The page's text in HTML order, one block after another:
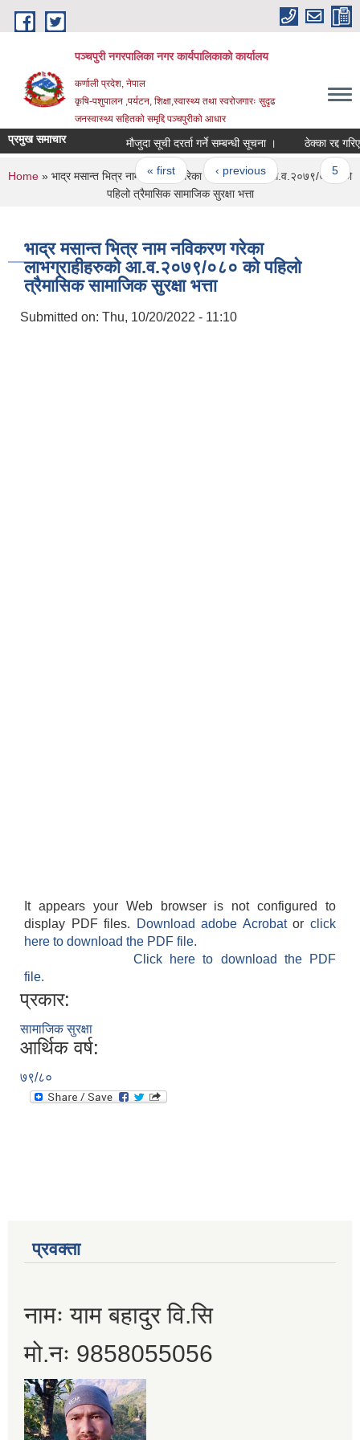
Skip to main content
पञ्चपुरी नगरपालिका नगर कार्यपालिकाको कार्यालय
कर्णाली प्रदेश, नेपाल
कृषि-पशुपालन ,पर्यटन, शिक्षा,स्वास्थ्य तथा स्वरोजगारः सुदृढ
जनस्वास्थ्य सहितको समृद्दि पञ्चपुरीको आधार
प्रमुख समाचार मौजुदा सूची दरर्ता गर्ने सम्बन्धी सूचना । ठेक्का रद्द गरिएको
Pages
« first ‹ previous … 5
You are here
Home » भाद्र मसान्त भित्र नाम नविकरण गरेका लाभग्राहीहरुको आ.व.२०७९/०८० को
पहिलो त्रैमासिक सामाजिक सुरक्षा भत्ता
भाद्र मसान्त भित्र नाम नविकरण गरेका
लाभग्राहीहरुको आ.व.२०७९/०८० को पहिलो
त्रैमासिक सामाजिक सुरक्षा भत्ता
Submitted on: Thu, 10/20/2022 - 11:10
It appears your Web browser is not configured to
display PDF files.
Download adobe Acrobatorclick
here to download the PDF file.
Click here to download the PDF
file.
प्रकार:
सामाजिक सुरक्षा
आर्थिक वर्ष:
७९/८०
प्रवक्ता
नामः याम बहादुर वि.सि
मो.नः 9858055056